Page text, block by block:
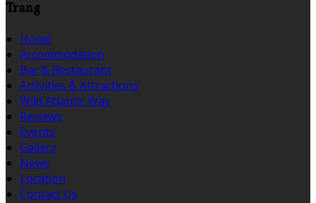
Trang
Home
Accommodation
Bar & Restaurant
Activities & Attractions
Wild Atlantic Way
Reviews
Events
Gallery
News
Location
Contact Us